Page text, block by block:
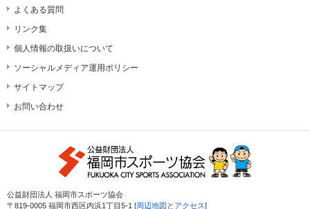
よくある質問
リンク集
個人情報の取扱いについて
ソーシャルメディア運用ポリシー
サイトマップ
お問い合わせ
公益財団法人 福岡市スポーツ協会
〒819-0005 福岡市西区内浜1丁目5-1 [周辺地図とアクセス]